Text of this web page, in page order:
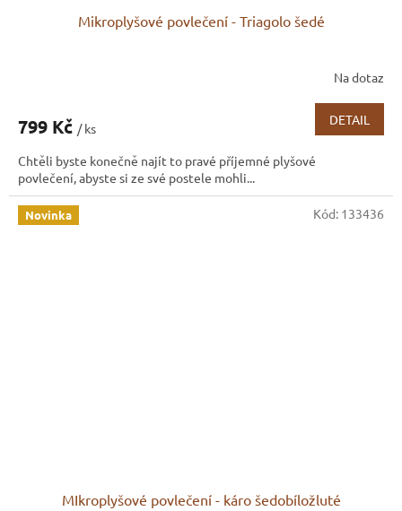
Mikroplyšové povlečení - Triagolo šedé
Na dotaz
799 Kč / ks
DETAIL
Chtěli byste konečně najít to pravé příjemné plyšové
povlečení, abyste si ze své postele mohli...
Novinka
MIkroplyšové povlečení - káro šedobíložluté
Kód: 133436